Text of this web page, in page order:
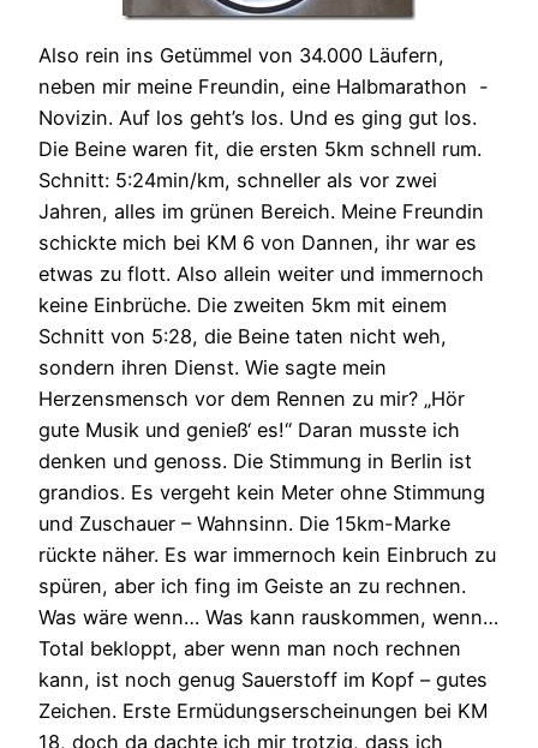
Also rein ins Getümmel von 34.000 Läufern,
neben mir meine Freundin, eine Halbmarathon -
Novizin. Auf los geht’s los. Und es ging gut los.
Die Beine waren fit, die ersten 5km schnell rum.
Schnitt: 5:24min/km, schneller als vor zwei
Jahren, alles im grünen Bereich. Meine Freundin
schickte mich bei KM 6 von Dannen, ihr war es
etwas zu flott. Also allein weiter und immernoch
keine Einbrüche. Die zweiten 5km mit einem
Schnitt von 5:28, die Beine taten nicht weh,
sondern ihren Dienst. Wie sagte mein
Herzensmensch vor dem Rennen zu mir? „Hör
gute Musik und genieß‘ es!“ Daran musste ich
denken und genoss. Die Stimmung in Berlin ist
grandios. Es vergeht kein Meter ohne Stimmung
und Zuschauer – Wahnsinn. Die 15km-Marke
rückte näher. Es war immernoch kein Einbruch zu
spüren, aber ich fing im Geiste an zu rechnen.
Was wäre wenn… Was kann rauskommen, wenn…
Total bekloppt, aber wenn man noch rechnen
kann, ist noch genug Sauerstoff im Kopf – gutes
Zeichen. Erste Ermüdungserscheinungen bei KM
18, doch da dachte ich mir trotzig, dass ich